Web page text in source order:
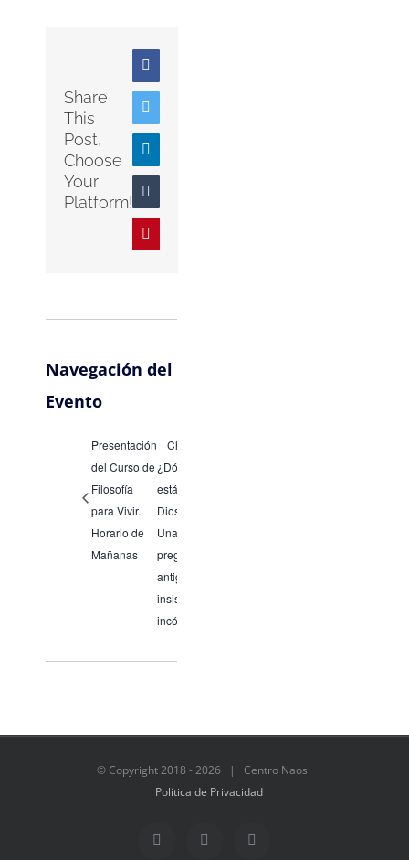
Share
This
Post,
Choose
Your
Platform!
Navegación del
Evento
Presentación
del Curso de
Filosofía
para Vivir.
Horario de
Mañanas
Charla
¿Dónde
está
Dios?
Una
pregunta
antigua,
insistente,
incómoda.
© Copyright 2018 -2026 | Centro Naos
Política de Privacidad
Facebook Twitter